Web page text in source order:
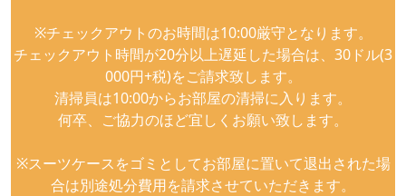
※チェックアウトのお時間は10:00厳守となります。
チェックアウト時間が20分以上遅延した場合は、30ドル(3
000円+税)をご請求致します。
清掃員は10:00からお部屋の清掃に入ります。
何卒、ご協力のほど宜しくお願い致します。
※スーツケースをゴミとしてお部屋に置いて退出された場
合は別途処分費用を請求させていただきます。